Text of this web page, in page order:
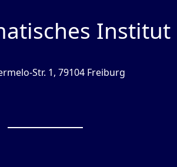
Institut
Str. 1, 79104 Freiburg